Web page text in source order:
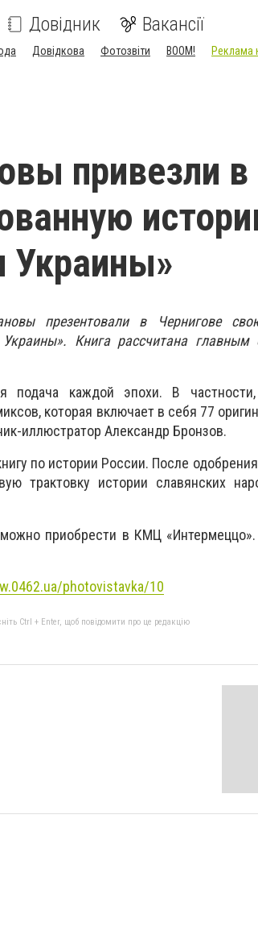
Довідник Вакансії
Довідкова Фотозвіти BOOM! Реклама
привезли в
Украины»
презентовали в Чернигове
Украины». Книга рассчитана
подача каждой эпохи. В частности,
которая включает в себя 77
иллюстратор Александр Бронзов.
по истории России. После
трактовку истории славянских
приобрести в КМЦ
photovistavka/10
Ctrl + Enter, щоб повідомити про це редакцію